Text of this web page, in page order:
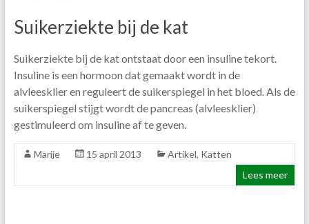
Suikerziekte bij de kat
Suikerziekte bij de kat ontstaat door een insuline tekort.
Insuline is een hormoon dat gemaakt wordt in de
alvleesklier en reguleert de suikerspiegel in het bloed. Als de
suikerspiegel stijgt wordt de pancreas (alvleesklier)
gestimuleerd om insuline af te geven.
Marije 15 april 2013 Artikel, Katten
Lees meer